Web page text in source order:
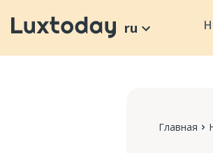
ru
Главная